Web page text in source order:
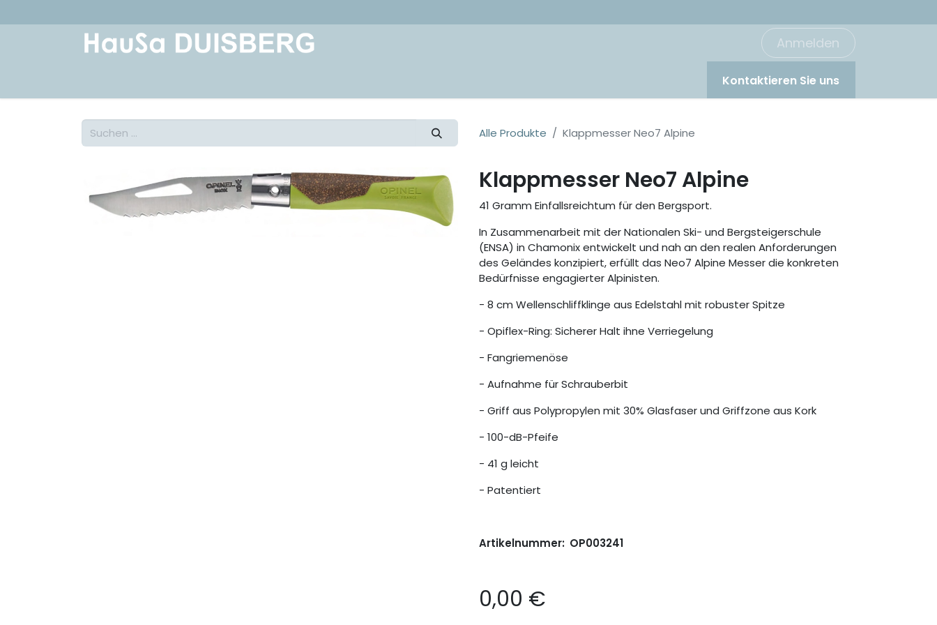
Anmelden
Kontaktieren Sie uns
Alle Produkte Klappmesser Neo7 Alpine
Klappmesser Neo7 Alpine
41 Gramm Einfallsreichtum für den Bergsport.
In Zusammenarbeit mit der Nationalen Ski- und Bergsteigerschule
(ENSA) in Chamonix entwickelt und nah an den realen Anforderungen
des Geländes konzipiert, erfüllt das Neo7 Alpine Messer die konkreten
Bedürfnisse engagierter Alpinisten.
- 8 cm Wellenschliffklinge aus Edelstahl mit robuster Spitze
- Opiflex-Ring: Sicherer Halt ihne Verriegelung
- Fangriemenöse
- Aufnahme für Schrauberbit
- Griff aus Polypropylen mit 30% Glasfaser und Griffzone aus Kork
- 100-dB-Pfeife
- 41 g leicht
- Patentiert
Artikelnummer: OP003241
0,00 €